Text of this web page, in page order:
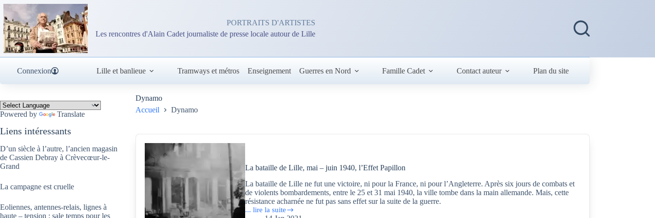
Passer
contenu
PORTRAITS D'ARTISTES
Les rencontres d'Alain Cadet journaliste de presse locale autour de Lille
Connexion Lille et banlieue Tramways et métros Enseignement Guerres en Nord Famille Cadet Contact auteur Plan du site
Dynamo
Accueil
Dynamo
La bataille de Lille, mai – juin 1940, l’Effet Papillon
La bataille de Lille ne fut une victoire, ni pour la France, ni pour l’Angleterre. Après six jours de combats et
de violents bombardements, entre le 25 et 31 mai 1940, la ville tombe dans la main allemande. Mais, cette
résistance acharnée ne fut pas sans effet sur la suite de la guerre.
... lire la suite
La
Powered by Translate
Liens intéressants
D’un siècle à l’autre, l’ancien magasin
de Cassien Debray à Crèvecœur-le-
Grand
La campagne est cruelle
Eoliennes, antennes-relais, lignes à
haute – tension : sale temps pour les